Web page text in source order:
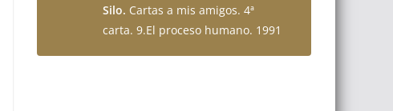
Silo. Cartas a mis amigos. 4ª
carta. 9.El proceso humano. 1991